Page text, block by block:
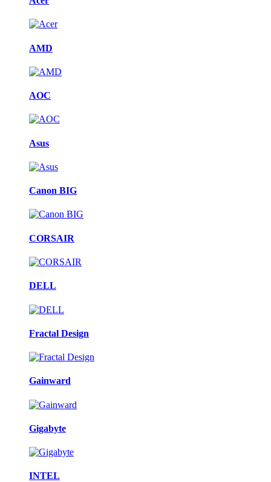
AMD
AOC
Asus
Canon BIG
CORSAIR
DELL
Fractal Design
Gainward
Gigabyte
INTEL